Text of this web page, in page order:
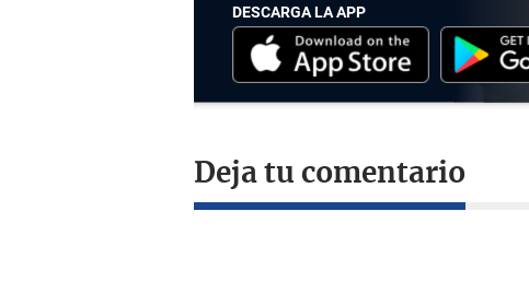
DESCARGA LA APP
Deja tu comentario